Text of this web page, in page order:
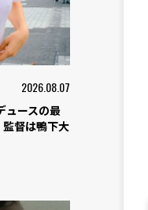
2026.08.07
ュースの最
督は鴨下大